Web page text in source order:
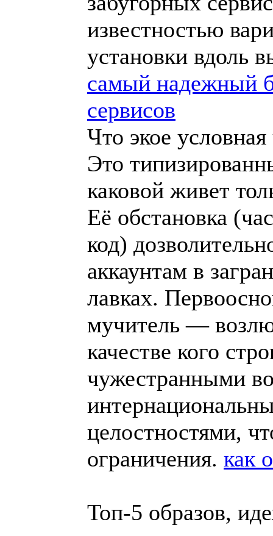
известностью
установки вдоль
самый надежный
сервисов
Что экое
Это
каковой живет
Её обстановка
код)
аккаунтам в
лавках.
мучитель —
качестве кого
чужестранными
целостностями,
ограничения. как
Топ-5 образов,